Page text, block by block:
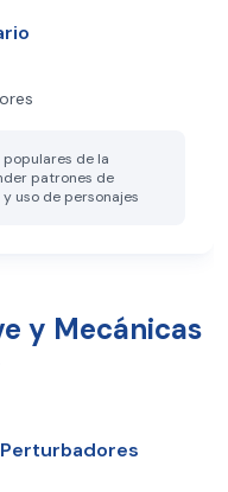
de la
patrones de
uso de personajes
y Mecánicas